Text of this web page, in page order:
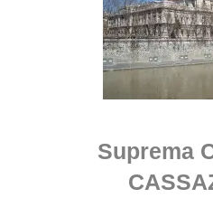
Suprema